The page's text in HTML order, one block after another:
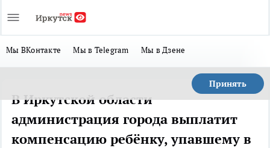
Мы ВКонтакте Мы в Telegram Мы в Дзене
Принять
В Иркутской области
администрация города выплатит
компенсацию ребёнку, упавшему в